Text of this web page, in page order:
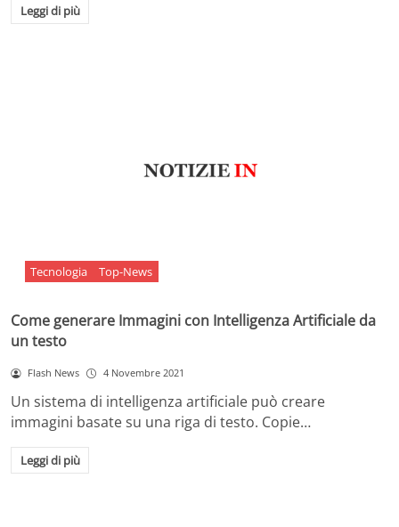
Leggi di più
Tecnologia Top-News
Come generare Immagini con Intelligenza Artificiale da
un testo
Flash News 4 Novembre 2021
Un sistema di intelligenza artificiale può creare
immagini basate su una riga di testo. Copie…
Leggi di più